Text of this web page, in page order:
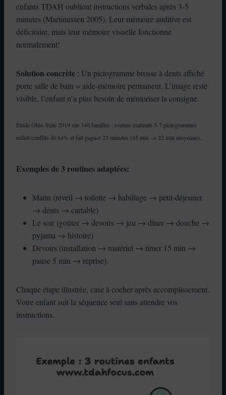
enfants TDAH oublient instructions verbales après 3-5
minutes (Martinussen 2005). Leur mémoire auditive est
déficitaire, mais leur mémoire visuelle fonctionne
normalement!
Solution concrète : Un pictogramme brosse à dents affiché
porte salle de bain = aide-mémoire permanent. L’image reste
visible, l’enfant n’a plus besoin de mémoriser la consigne.
Étude Ohio State 2019 sur 340 familles : routine matinale 5-7 pictogrammes
réduit conflits de 64% et fait gagner 23 minutes (45 min → 22 min moyenne).
Exemples de 3 routines adaptées:
Matin (réveil → toilette → habillage → petit-déjeuner
→ dents → cartable)
Le soir (goûter → devoirs → jeu → dîner → douche →
pyjama → histoire)
Devoirs (installation → matériel → timer 15 min →
pause 5 min → reprise).
Chaque étape illustrée, case à cocher après accomplissement.
Votre enfant suit la séquence seul sans attendre vos
instructions.